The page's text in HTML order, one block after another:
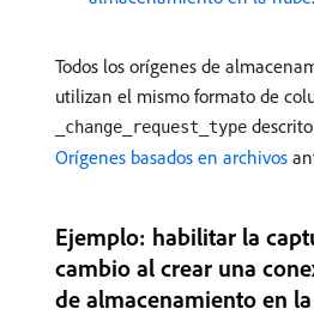
Todos los orígenes de
utilizan el mismo formato de
_change_request_type
Orígenes basados en archivos
Ejemplo: habilitar la
cambio al crear una
de almacenamiento en